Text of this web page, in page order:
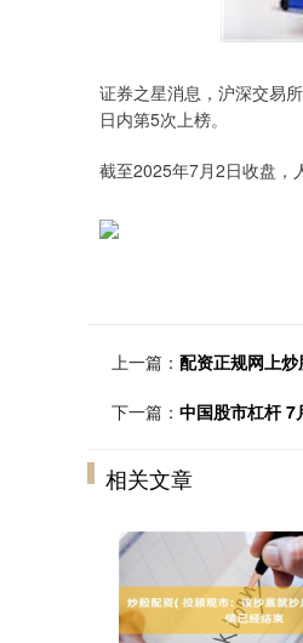
证券之星消息，沪深交易
日内第5次上榜。
截至2025年7月2日收盘，
上一篇： 配资正规网上
下一篇： 中国股市杠杆 7
相关文章